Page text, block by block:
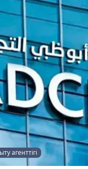
агенттігі